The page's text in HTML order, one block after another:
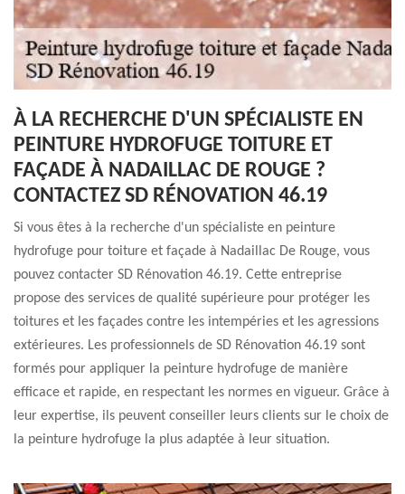
À LA RECHERCHE D'UN SPÉCIALISTE EN
PEINTURE HYDROFUGE TOITURE ET
FAÇADE À NADAILLAC DE ROUGE ?
CONTACTEZ SD RÉNOVATION 46.19
Si vous êtes à la recherche d'un spécialiste en peinture
hydrofuge pour toiture et façade à Nadaillac De Rouge, vous
pouvez contacter SD Rénovation 46.19. Cette entreprise
propose des services de qualité supérieure pour protéger les
toitures et les façades contre les intempéries et les agressions
extérieures. Les professionnels de SD Rénovation 46.19 sont
formés pour appliquer la peinture hydrofuge de manière
efficace et rapide, en respectant les normes en vigueur. Grâce à
leur expertise, ils peuvent conseiller leurs clients sur le choix de
la peinture hydrofuge la plus adaptée à leur situation.